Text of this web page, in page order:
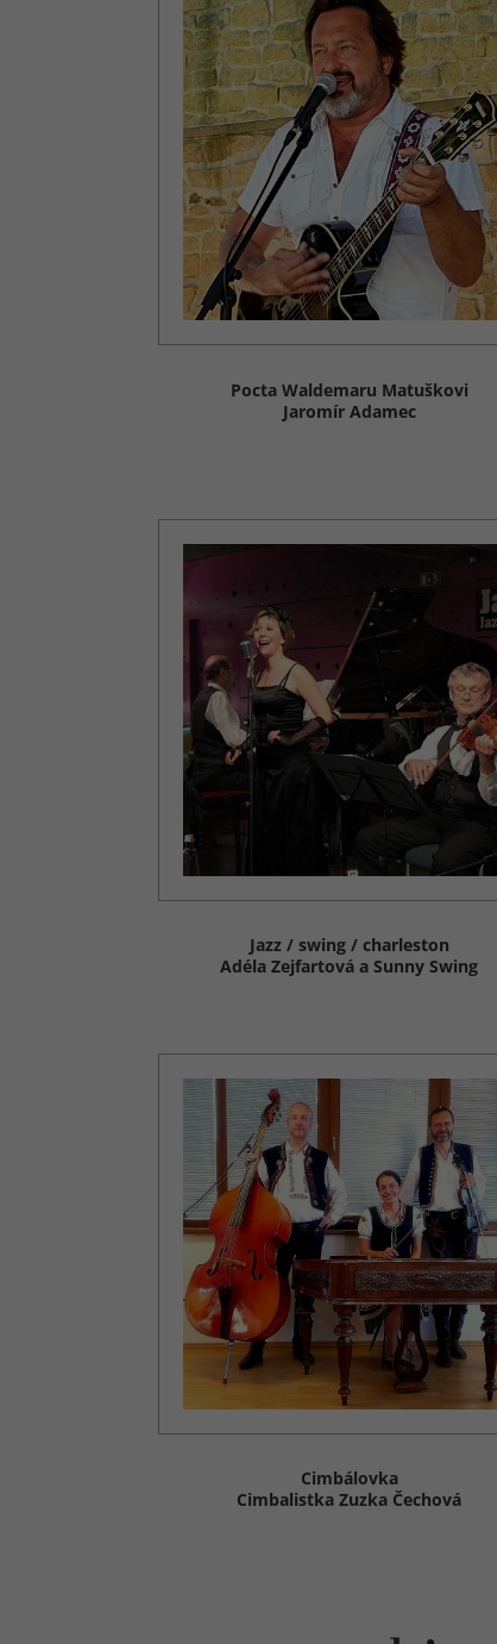
Pocta Waldemaru Matuškovi
Jaromír Adamec
Jazz / swing / charleston
Adéla Zejfartová a Sunny Swing
Cimbálovka
Cimbalistka Zuzka Čechová